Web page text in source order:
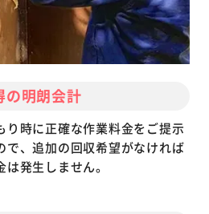
の明朗会計
り時に正確な作業料金をご提示
で、追加の回収希望がなければ
は発生しません。